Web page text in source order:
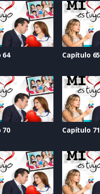
64 Capítulo 65
70 Capítulo 71